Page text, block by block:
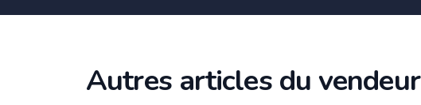
Autres articles du vendeur